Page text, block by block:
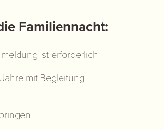
Familiennacht:
ist erforderlich
mit Begleitung